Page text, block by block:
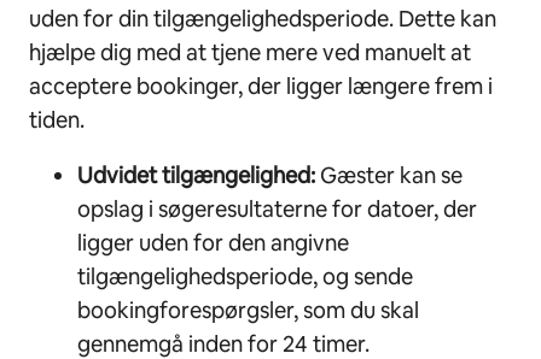
uden for din tilgængelighedsperiode. Dette kan
hjælpe dig med at tjene mere ved manuelt at
acceptere bookinger, der ligger længere frem i
tiden.
Udvidet tilgængelighed: Gæster kan se
opslag i søgeresultaterne for datoer, der
ligger uden for den angivne
tilgængelighedsperiode, og sende
bookingforespørgsler, som du skal
gennemgå inden for 24 timer.